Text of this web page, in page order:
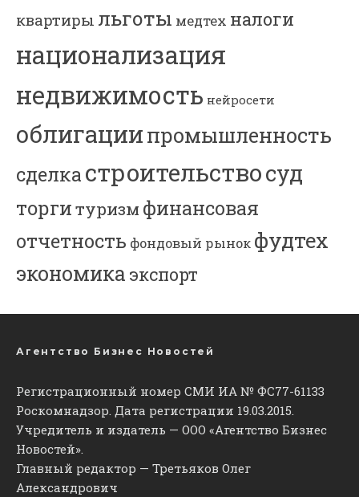
квартиры льготы медтех налоги
национализация
недвижимость нейросети
облигациипромышленность
сделкастроительствосуд
торгитуризм финансовая
отчетность фондовый рынок фудтех
экономика экспорт
Агентство Бизнес Новостей
Регистрационный номер СМИ ИА № ФС77-61133
Роскомнадзор. Дата регистрации 19.03.2015.
Учредитель и издатель — ООО «Агентство Бизнес
Новостей».
Главный редактор — Третьяков Олег
Александрович